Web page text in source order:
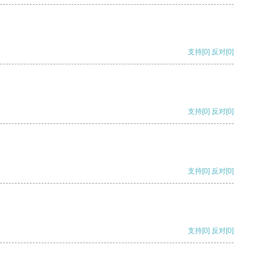
支持[0] 反对[0]
支持[0] 反对[0]
支持[0] 反对[0]
支持[0] 反对[0]